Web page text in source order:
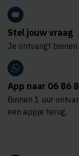
Stel jouw vraag
Je ontvangt
App naar 06 86
Binnen 1 uur
een appje terug.